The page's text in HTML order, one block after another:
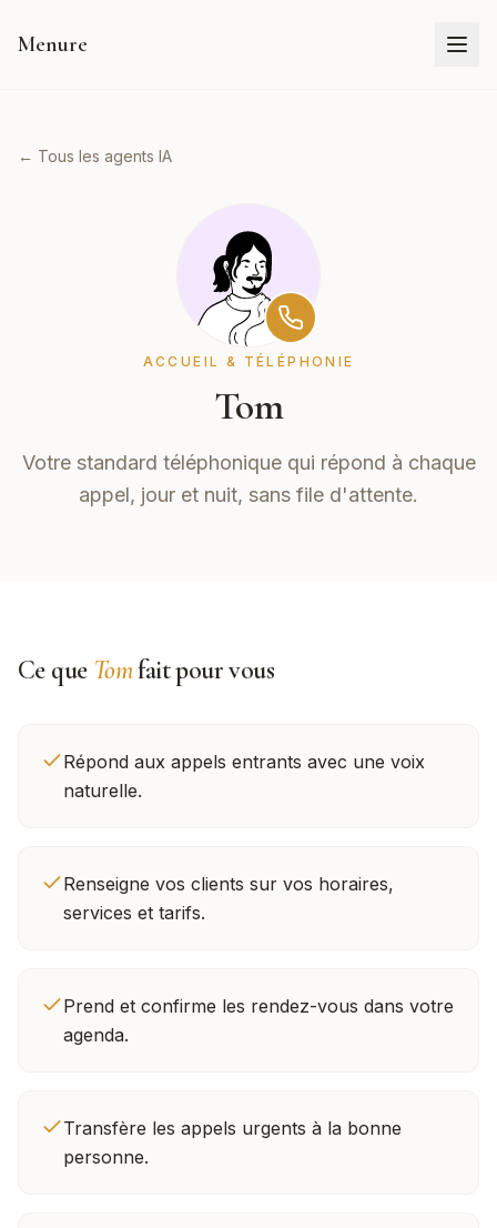
Menure
← Tous les agents IA
ACCUEIL & TÉLÉPHONIE
Tom
Votre standard téléphonique qui répond à chaque
appel, jour et nuit, sans file d'attente.
Ce que Tomfait pour vous
Répond aux appels entrants avec une voix
naturelle.
Renseigne vos clients sur vos horaires,
services et tarifs.
Prend et confirme les rendez-vous dans votre
agenda.
Transfère les appels urgents à la bonne
personne.